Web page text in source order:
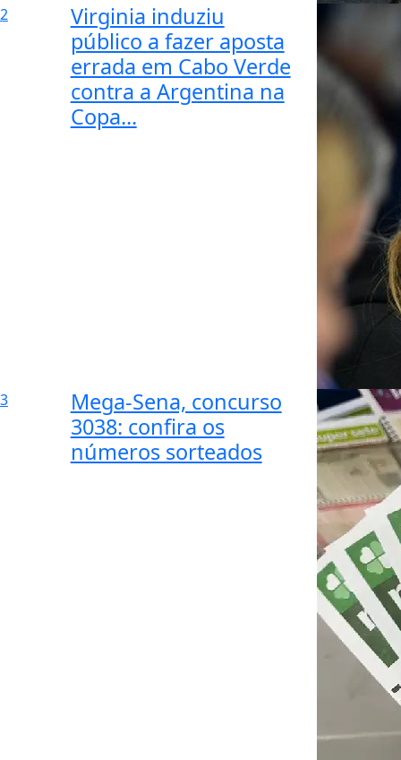
2
Virginia induziu
público a fazer aposta
errada em Cabo Verde
contra a Argentina na
Copa...
3
Mega-Sena, concurso
3038: confira os
números sorteados